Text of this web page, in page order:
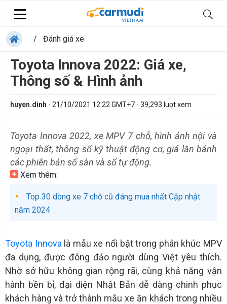
/ Đánh giá xe
Toyota Innova 2022: Giá xe,
Thông số & Hình ảnh
huyen.dinh - 21/10/2021 12:22 GMT+7 - 39,293 luợt xem
Toyota Innova 2022, xe MPV 7 chỗ, hình ảnh nội và
ngoại thất, thông số kỹ thuật động cơ, giá lăn bánh
các phiên bản số sàn và số tự động.
Xem thêm:
Top 30 dòng xe 7 chỗ cũ đáng mua nhất Cập nhật
năm 2024
Toyota Innova là mẫu xe nổi bật trong phân khúc MPV
đa dụng, được đông đảo người dùng Việt yêu thích.
Nhờ sở hữu không gian rộng rãi, cùng khả năng vận
hành bền bỉ, đại diện Nhật Bản dễ dàng chinh phục
khách hàng và trở thành mẫu xe ăn khách trong nhiều